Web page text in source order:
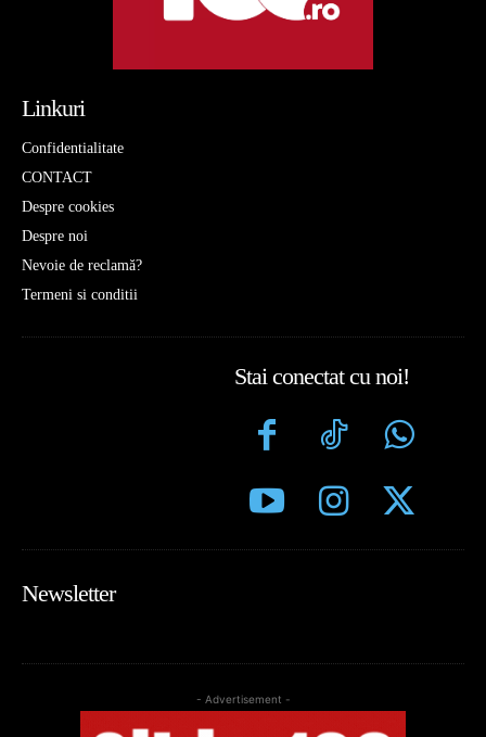
Linkuri
Confidentialitate
CONTACT
Despre cookies
Despre noi
Nevoie de reclamă?
Termeni si conditii
Stai conectat cu noi!
Newsletter
- Advertisement -